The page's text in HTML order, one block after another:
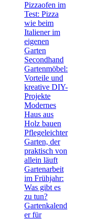
Pizzaofen im
Test: Pizza
wie beim
Italiener im
eigenen
Garten
Secondhand
Gartenmöbel:
Vorteile und
kreative DIY-
Projekte
Modernes
Haus aus
Holz bauen
Pflegeleichter
Garten, der
praktisch von
allein läuft
Gartenarbeit
im Frühjahr:
Was gibt es
zu tun?
Gartenkalend
er für